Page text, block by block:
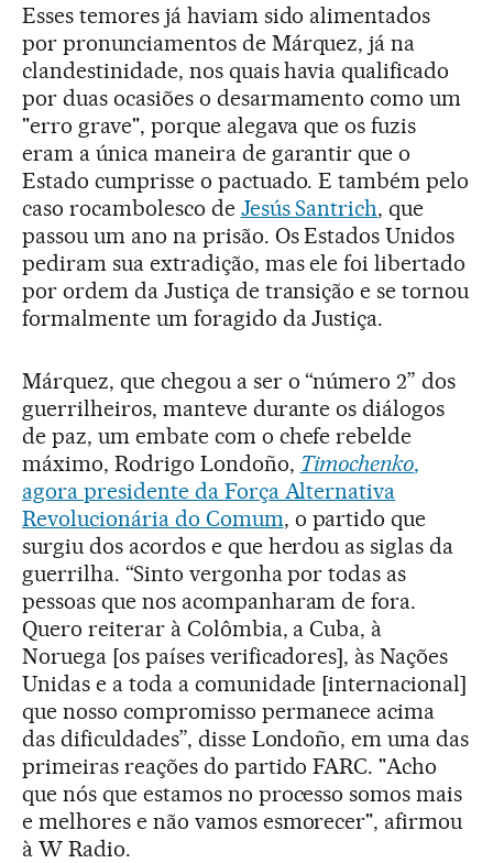
Esses temores já haviam sido alimentados
por pronunciamentos de Márquez, já na
clandestinidade, nos quais havia qualificado
por duas ocasiões o desarmamento como um
"erro grave", porque alegava que os fuzis
eram a única maneira de garantir que o
Estado cumprisse o pactuado. E também pelo
caso rocambolesco de Jesús Santrich, que
passou um ano na prisão. Os Estados Unidos
pediram sua extradição, mas ele foi libertado
por ordem da Justiça de transição e se tornou
formalmente um foragido da Justiça.
Márquez, que chegou a ser o “número 2” dos
guerrilheiros, manteve durante os diálogos
de paz, um embate com o chefe rebelde
máximo, Rodrigo Londoño, Timochenko,
agora presidente da Força Alternativa
Revolucionária do Comum, o partido que
surgiu dos acordos e que herdou as siglas da
guerrilha. “Sinto vergonha por todas as
pessoas que nos acompanharam de fora.
Quero reiterar à Colômbia, a Cuba, à
Noruega [os países verificadores], às Nações
Unidas e a toda a comunidade [internacional]
que nosso compromisso permanece acima
das dificuldades”, disse Londoño, em uma das
primeiras reações do partido FARC. "Acho
que nós que estamos no processo somos mais
e melhores e não vamos esmorecer", afirmou
à W Radio.